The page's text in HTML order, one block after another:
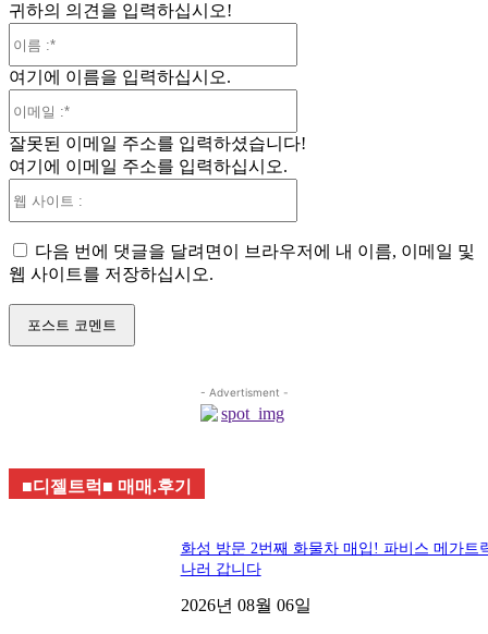
귀하의 의견을 입력하십시오!
여기에 이름을 입력하십시오.
일
잘못된 이메일 주소를 입력하셨습니다!
여기에 이메일 주소를 입력하십시오.
트
다음 번에 댓글을 달려면이 브라우저에 내 이름, 이메일 및
웹 사이트를 저장하십시오.
- Advertisment -
■디젤트럭■ 매매.후기
화성 방문 2번째 화물차 매입! 파비스 메가트
나러 갑니다
2026년 08월 06일